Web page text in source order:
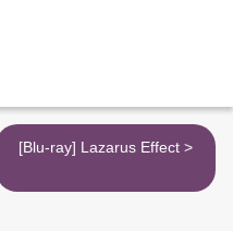
[Blu-ray] Lazarus Effect >